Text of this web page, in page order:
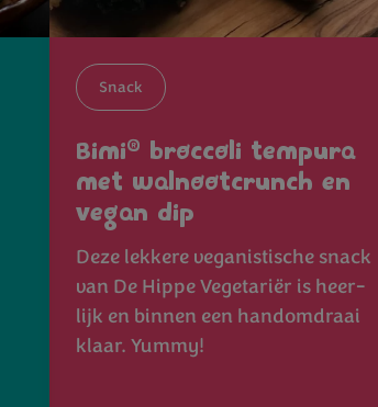
Snack
Bimi® broccoli tempura
met walnootcrunch en
vegan dip
Deze lekkere veganistische snack
van De Hippe Vegetariër is heer-
lijk en binnen een handomdraai
klaar. Yummy!